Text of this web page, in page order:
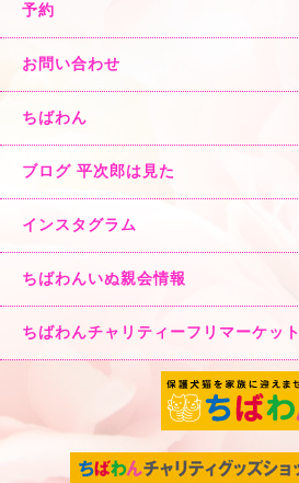
予約
お問い合わせ
ちばわん
ブログ 平次郎は見た
インスタグラム
ちばわんいぬ親会情報
ちばわんチャリティーフリマーケット